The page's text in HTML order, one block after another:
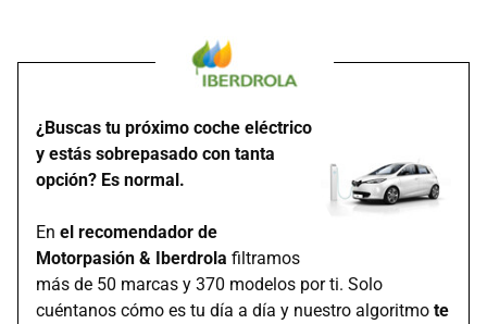
¿Buscas tu próximo coche eléctrico
y estás sobrepasado con tanta
opción? Es normal.
En el recomendador de
Motorpasión & Iberdrola filtramos
más de 50 marcas y 370 modelos por ti. Solo
cuéntanos cómo es tu día a día y nuestro algoritmo te